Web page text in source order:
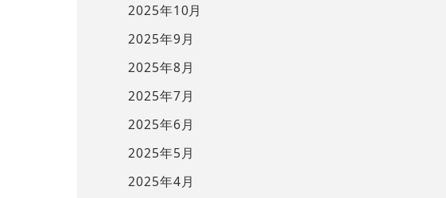
2025年10月
2025年9月
2025年8月
2025年7月
2025年6月
2025年5月
2025年4月